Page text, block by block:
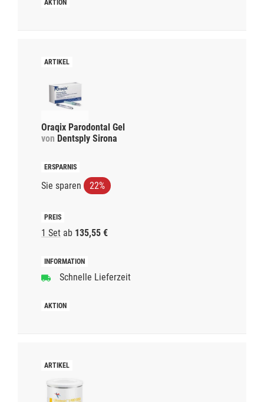
Oraqix Parodontal Gel
von Dentsply Sirona
Sie sparen 22%
1 Set ab 135,55 €
Schnelle Lieferzeit